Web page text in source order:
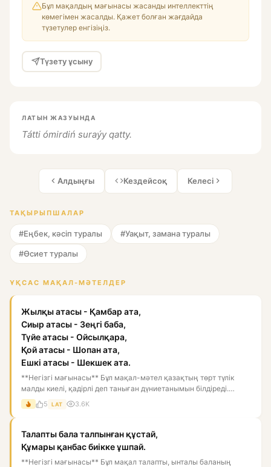
Бұл мақалдың мағынасы жасанды интеллекттің
көмегімен жасалды. Қажет болған жағдайда
түзетулер енгізіңіз.
Түзету ұсыну
ЛАТЫН ЖАЗУЫНДА
Tátti ómirdiń suraýy qatty.
Алдыңғы Кездейсоқ Келесі
ТАҚЫРЫПШАЛАР
#Еңбек, кәсіп туралы #Уақыт, замана туралы
#Өсиет туралы
ҰҚСАС МАҚАЛ-МӘТЕЛДЕР
Жылқы атасы - Қамбар ата,
Сиыр атасы - Зеңгі баба,
Түйе атасы - Ойсылқара,
Қой атасы - Шопан ата,
Ешкі атасы - Шекшек ата.
**Негізгі мағынасы** Бұл мақал-мәтел қазақтың төрт түлік
малды киелі, қадірлі деп таныған дүниетанымын білдіреді.
Мұнда...
5 LAT 3.6K
Талапты бала талпынған құстай,
Құмары қанбас биікке ұшпай.
**Негізгі мағынасы** Бұл мақал талапты, ынталы баланың